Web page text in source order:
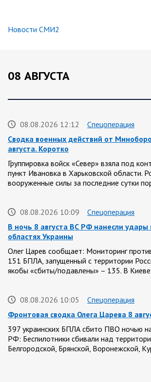
Новости СМИ2
08 АВГУСТА
08.08.2026 12:12
Спецоперация
Сводка военных действий от
августа. Коротко
Группировка войск «Север» взяла под
пункт Ивановка в Харьковской области.
вооруженные силы за последние сутки
08.08.2026 10:09
Спецоперация
В ночь 8 августа ВС РФ нанесли
областях Украины
Олег Царев сообщает: Мониторинг
151 БПЛА, запущенный с территории
якобы «сбиты/подавлены» – 135. В
08.08.2026 10:05
Спецоперация
Фронтовая сводка Олега Царева 8
397 украинских БПЛА сбито ПВО ночью
РФ: Беспилотники сбивали над
Белгородской, Брянской, Воронежской,